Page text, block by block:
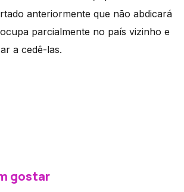
anteriormente que não abdicará
parcialmente no país vizinho e
a cedê-las.
gostar